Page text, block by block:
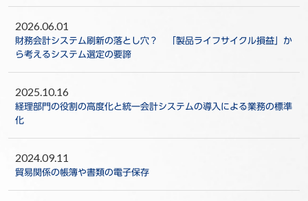
2026.06.01
財務会計システム刷新の落とし穴？ 「製品ライフサイクル損益」か
ら考えるシステム選定の要諦
2025.10.16
経理部門の役割の高度化と統一会計システムの導入による業務の標準
化
2024.09.11
貿易関係の帳簿や書類の電子保存